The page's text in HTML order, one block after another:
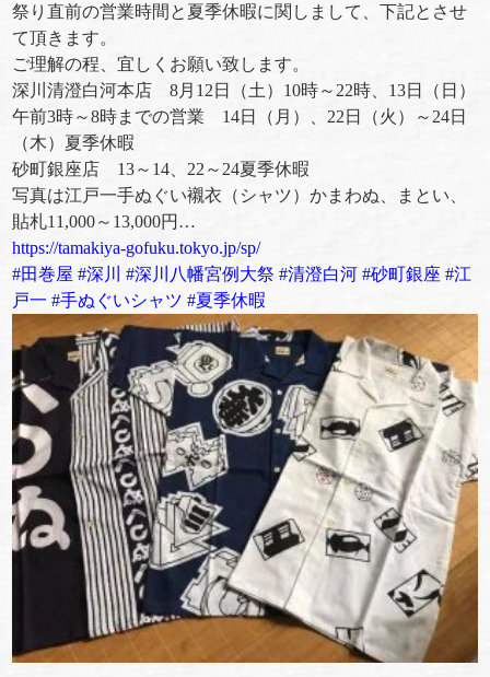
祭り直前の営業時間と夏季休暇に関しまして、下記とさせ
て頂きます。
ご理解の程、宜しくお願い致します。
深川清澄白河本店 8月12日（土）10時～22時、13日（日）
午前3時～8時までの営業 14日（月）、22日（火）～24日
（木）夏季休暇
砂町銀座店 13～14、22～24夏季休暇
写真は江戸一手ぬぐい襯衣（シャツ）かまわぬ、まとい、
貼札11,000～13,000円 …
https://tamakiya-gofuku.tokyo.jp/sp/
#田巻屋 #深川 #深川八幡宮例大祭 #清澄白河 #砂町銀座 #江
戸一 #手ぬぐいシャツ #夏季休暇